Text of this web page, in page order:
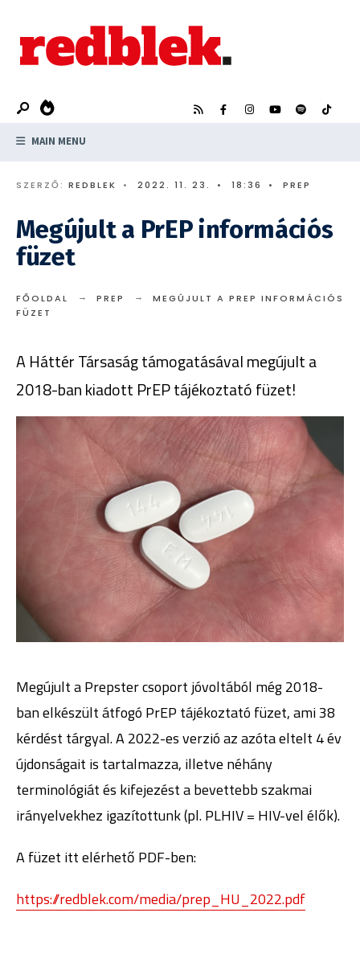
content
MAIN MENU
SZERZŐ: REDBLEK • 2022. 11. 23. • 18:36 • PREP
Megújult a PrEP információs
füzet
FŐOLDAL PREP
MEGÚJULT A PREP INFORMÁCIÓS
FÜZET
A Háttér Társaság támogatásával megújult a
2018-ban kiadott PrEP tájékoztató füzet!
Megújult a Prepster csoport jóvoltából még 2018-
ban elkészült átfogó PrEP tájékoztató füzet, ami 38
kérdést tárgyal. A 2022-es verzió az azóta eltelt 4 év
újdonságait is tartalmazza, illetve néhány
terminológiát és kifejezést a bevettebb szakmai
irányelvekhez igazítottunk (pl. PLHIV = HIV-vel élők).
A füzet itt elérhető PDF-ben:
https://redblek.com/media/prep_HU_2022.pdf